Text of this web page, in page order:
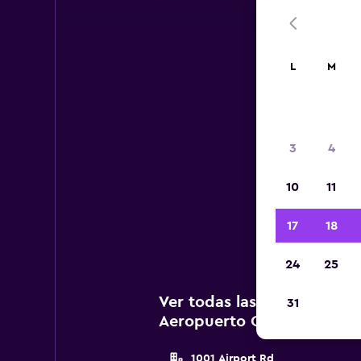
A
Ver todas las agencias de
Aeropuerto Chattanooga
1001 Airport Rd
L M
3 4
10 11
17 18
24 25
31